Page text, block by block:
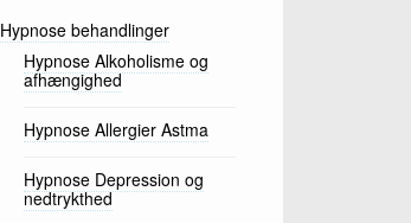
Hypnose behandlinger
Hypnose Alkoholisme og
afhængighed
Hypnose Allergier Astma
Hypnose Depression og
nedtrykthed